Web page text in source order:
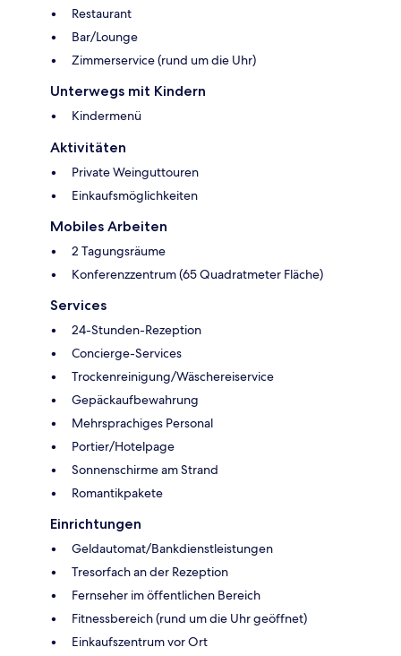
Restaurant
Bar/Lounge
Zimmerservice (rund um die Uhr)
Unterwegs mit Kindern
Kindermenü
Aktivitäten
Private Weinguttouren
Einkaufsmöglichkeiten
Mobiles Arbeiten
2 Tagungsräume
Konferenzzentrum (65 Quadratmeter Fläche)
Services
24-Stunden-Rezeption
Concierge-Services
Trockenreinigung/Wäschereiservice
Gepäckaufbewahrung
Mehrsprachiges Personal
Portier/Hotelpage
Sonnenschirme am Strand
Romantikpakete
Einrichtungen
Geldautomat/Bankdienstleistungen
Tresorfach an der Rezeption
Fernseher im öffentlichen Bereich
Fitnessbereich (rund um die Uhr geöffnet)
Einkaufszentrum vor Ort